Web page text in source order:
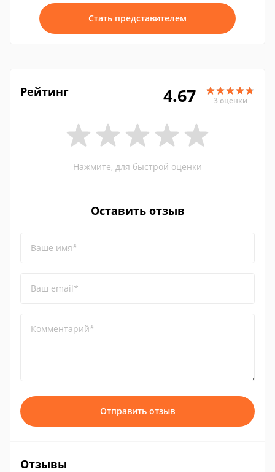
Стать представителем
Рейтинг 4.67 3 оценки
Нажмите, для быстрой оценки
Оставить отзыв
Ваше имя*
Ваш email*
Комментарий*
Отправить отзыв
Отзывы